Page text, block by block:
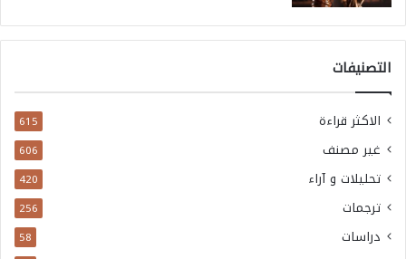
ل
ي
ة
التصنيفات
الاكثر قراءة 615
غير مصنف 606
تحليلات و آراء 420
ترجمات 256
دراسات 58